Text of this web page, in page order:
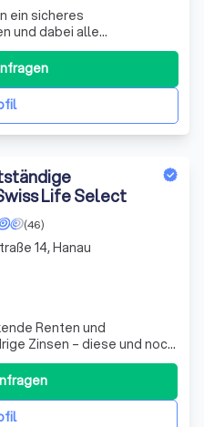
ein sicheres
und dabei alle
zustehen.
Life Select
(46)
Renten und
Zinsen – diese und noch
dafür, privat vorzusorgen.
Jahren vermutlich
sollen Sie persönlich
14, Hanau